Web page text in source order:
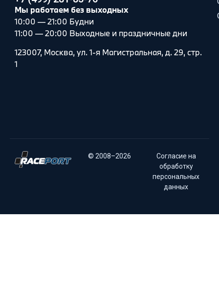
Мы работаем без выходных
10:00 — 21:00 Будни
11:00 — 20:00 Выходные и праздничные дни
123007, Москва, ул. 1-я Магистральная, д. 29, стр.
1
© 2008–2026
Согласие на
обработку
персональных
данных